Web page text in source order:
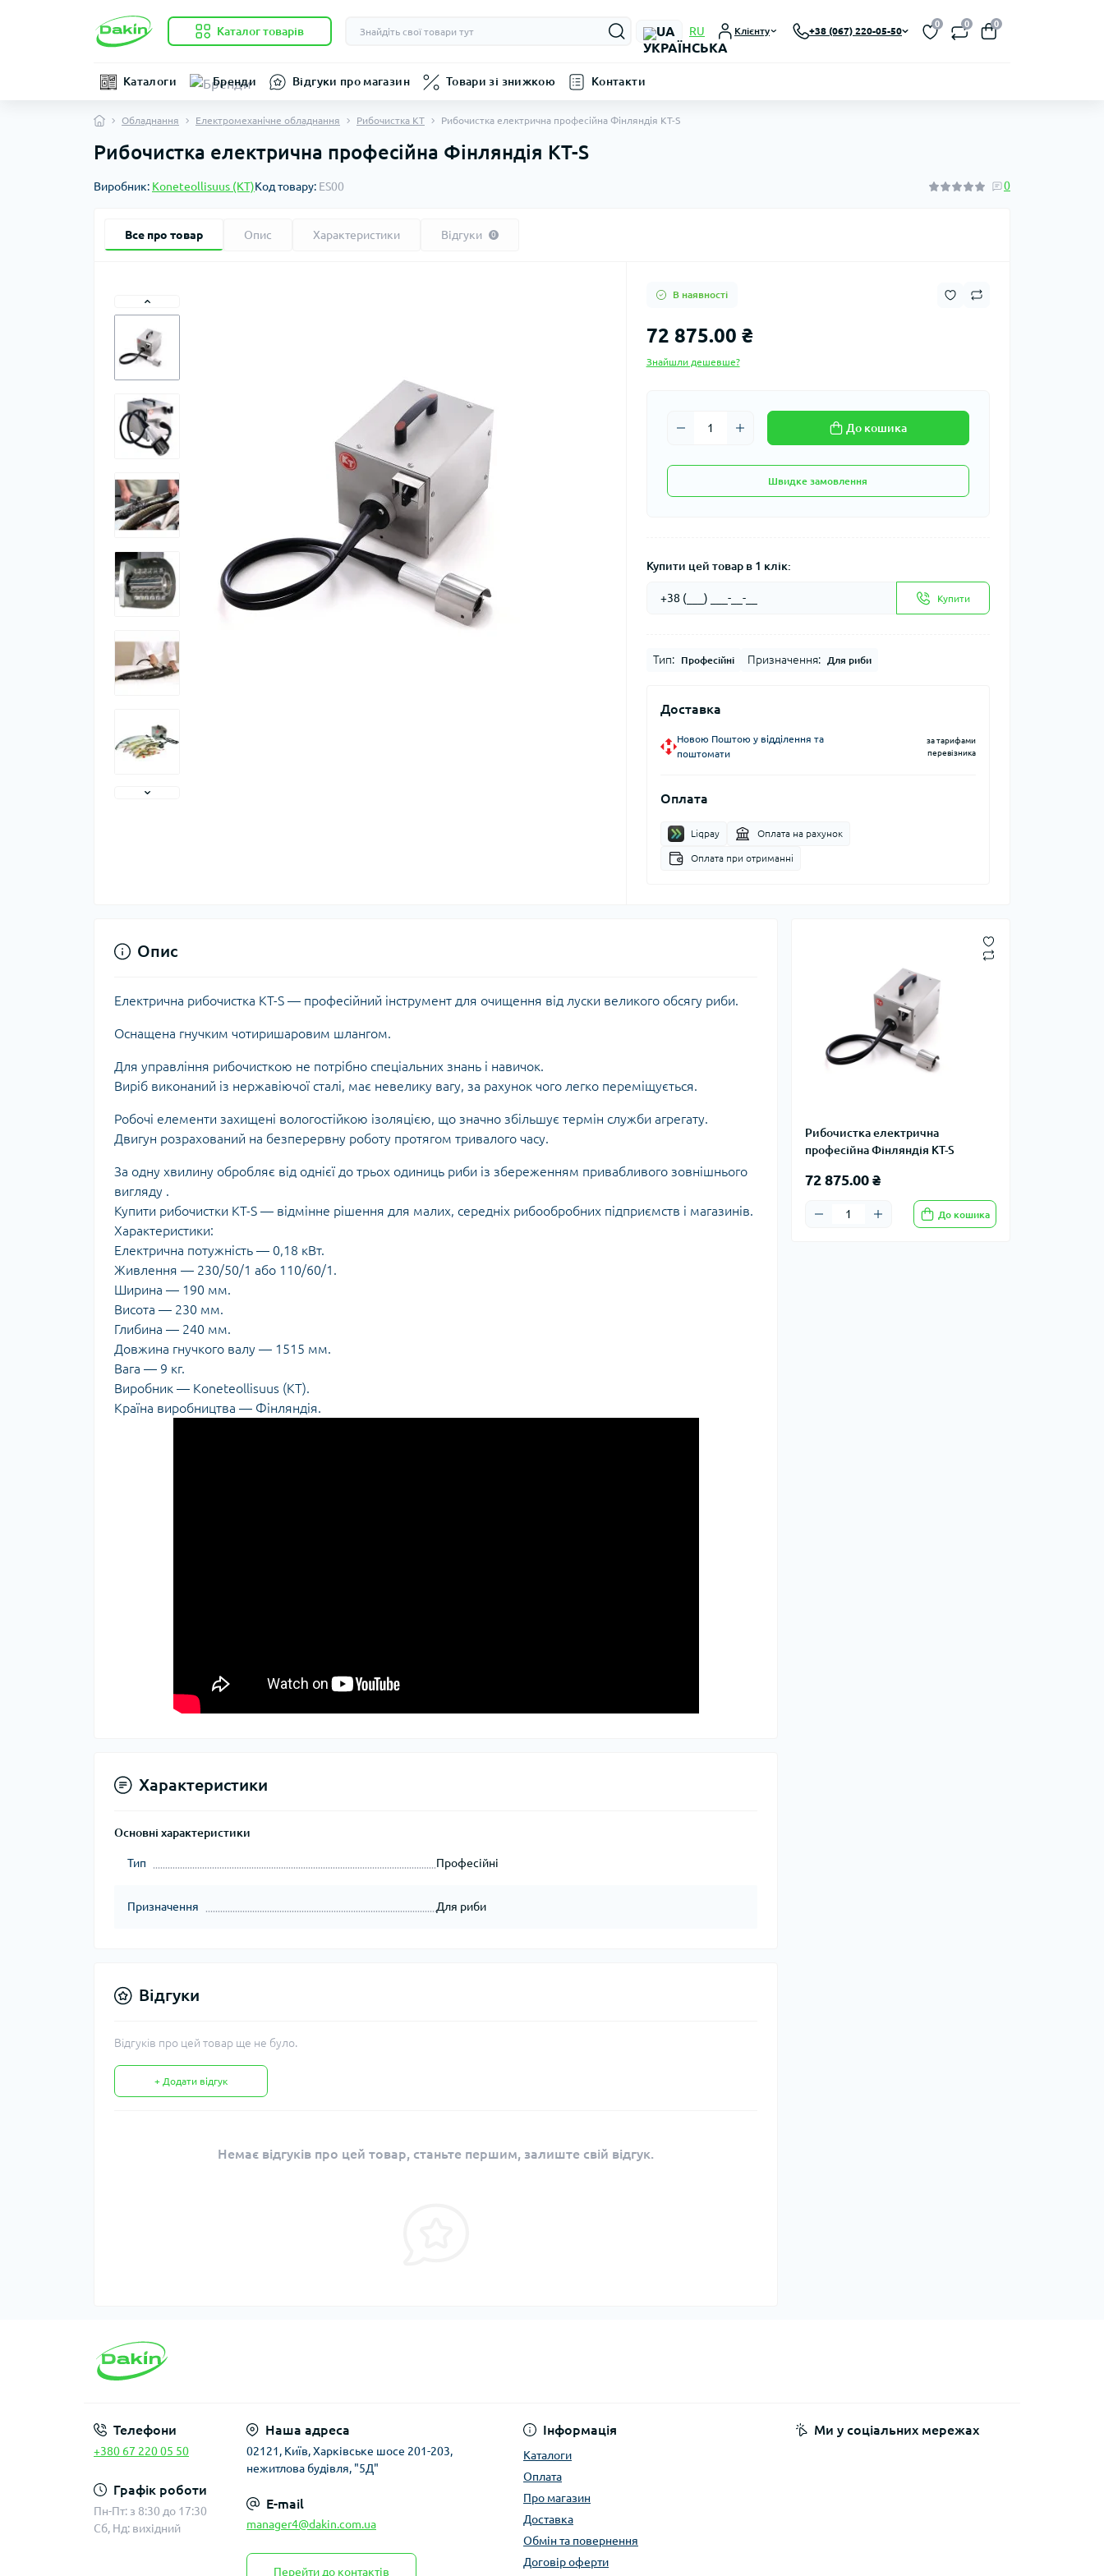
Каталог товарів UA RU Клієнту +38 (067) 220-05-50
0 0 0
Каталоги Бренди Відгуки про магазин Товари зі знижкою Контакти
Обладнання Електромеханічне обладнання Рибочистка КТ Рибочистка електрична професійна Фінляндія KT-S
Рибочистка електрична професійна Фінляндія KT-S
Виробник: Koneteollisuus (KT)Код товару: ES00 0
Все про товар Опис Характеристики Відгуки 0
В наявності
72 875.00 ₴
Знайшли дешевше?
До кошика
Швидке замовлення
Купити цей товар в 1 клік:
Купити
Тип: Професійні Призначення: Для риби
Доставка
Новою Поштою у відділення та
поштомати
за тарифами
перевізника
Оплата
Liqpay Оплата на рахунок
Оплата при отриманні
Рибочистка електрична
професійна Фінляндія KT-S
72 875.00 ₴
До кошика
Опис
Електрична рибочистка KT-S — професійний інструмент для очищення від луски великого обсягу риби.
Оснащена гнучким чотиришаровим шлангом.
Для управління рибочисткою не потрібно спеціальних знань і навичок.
Виріб виконаний із нержавіючої сталі, має невелику вагу, за рахунок чого легко переміщується.
Робочі елементи захищені вологостійкою ізоляцією, що значно збільшує термін служби агрегату.
Двигун розрахований на безперервну роботу протягом тривалого часу.
За одну хвилину обробляє від однієї до трьох одиниць риби із збереженням привабливого зовнішнього
вигляду .
Купити рибочистки KT-S — відмінне рішення для малих, середніх рибообробних підприємств і магазинів.
Характеристики:
Електрична потужність — 0,18 кВт.
Живлення — 230/50/1 або 110/60/1.
Ширина — 190 мм.
Висота — 230 мм.
Глибина — 240 мм.
Довжина гнучкого валу — 1515 мм.
Вага — 9 кг.
Виробник — Koneteollisuus (KT).
Країна виробництва — Фінляндія.
Характеристики
Основні характеристики
Тип Професійні
Призначення Для риби
Відгуки
Відгуків про цей товар ще не було.
+ Додати відгук
Немає відгуків про цей товар, станьте першим, залиште свій відгук.
Телефони
+380 67 220 05 50
Графік роботи
Пн-Пт: з 8:30 до 17:30
Сб, Нд: вихідний
Наша адреса
02121, Київ, Харківське шосе 201-203,
нежитлова будівля, "5Д"
E-mail
manager4@dakin.com.ua
Перейти до контактів
Інформація
Каталоги
Оплата
Про магазин
Доставка
Обмін та повернення
Договір оферти
Ми у соціальних мережах